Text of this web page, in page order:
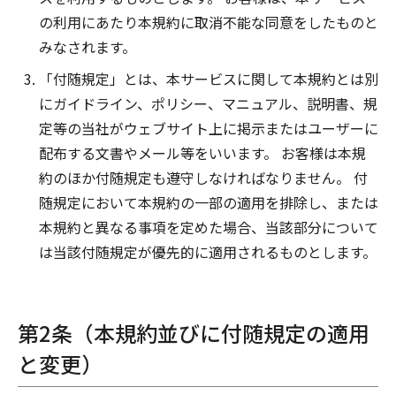
の利用にあたり本規約に取消不能な同意をしたものと
みなされます。
「付随規定」とは、本サービスに関して本規約とは別
にガイドライン、ポリシー、マニュアル、説明書、規
定等の当社がウェブサイト上に掲示またはユーザーに
配布する文書やメール等をいいます。 お客様は本規
約のほか付随規定も遵守しなければなりません。 付
随規定において本規約の一部の適用を排除し、または
本規約と異なる事項を定めた場合、当該部分について
は当該付随規定が優先的に適用されるものとします。
第2条（本規約並びに付随規定の適用
と変更）